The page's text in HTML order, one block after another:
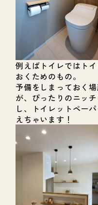
例えばトイレではト
おくためのもの。
予備をしまっておく
が、ぴったりのニッ
し、トイレットペー
えちゃいます！